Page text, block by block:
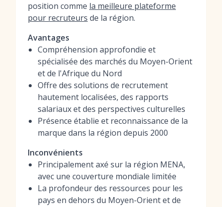
position comme la meilleure plateforme
pour recruteurs de la région.
Avantages
Compréhension approfondie et
spécialisée des marchés du Moyen-Orient
et de l'Afrique du Nord
Offre des solutions de recrutement
hautement localisées, des rapports
salariaux et des perspectives culturelles
Présence établie et reconnaissance de la
marque dans la région depuis 2000
Inconvénients
Principalement axé sur la région MENA,
avec une couverture mondiale limitée
La profondeur des ressources pour les
pays en dehors du Moyen-Orient et de